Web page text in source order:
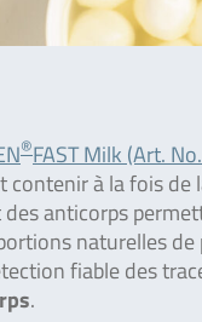
®FAST Milk (Art.
à la fois
anticorps
naturelles
fiable des
.